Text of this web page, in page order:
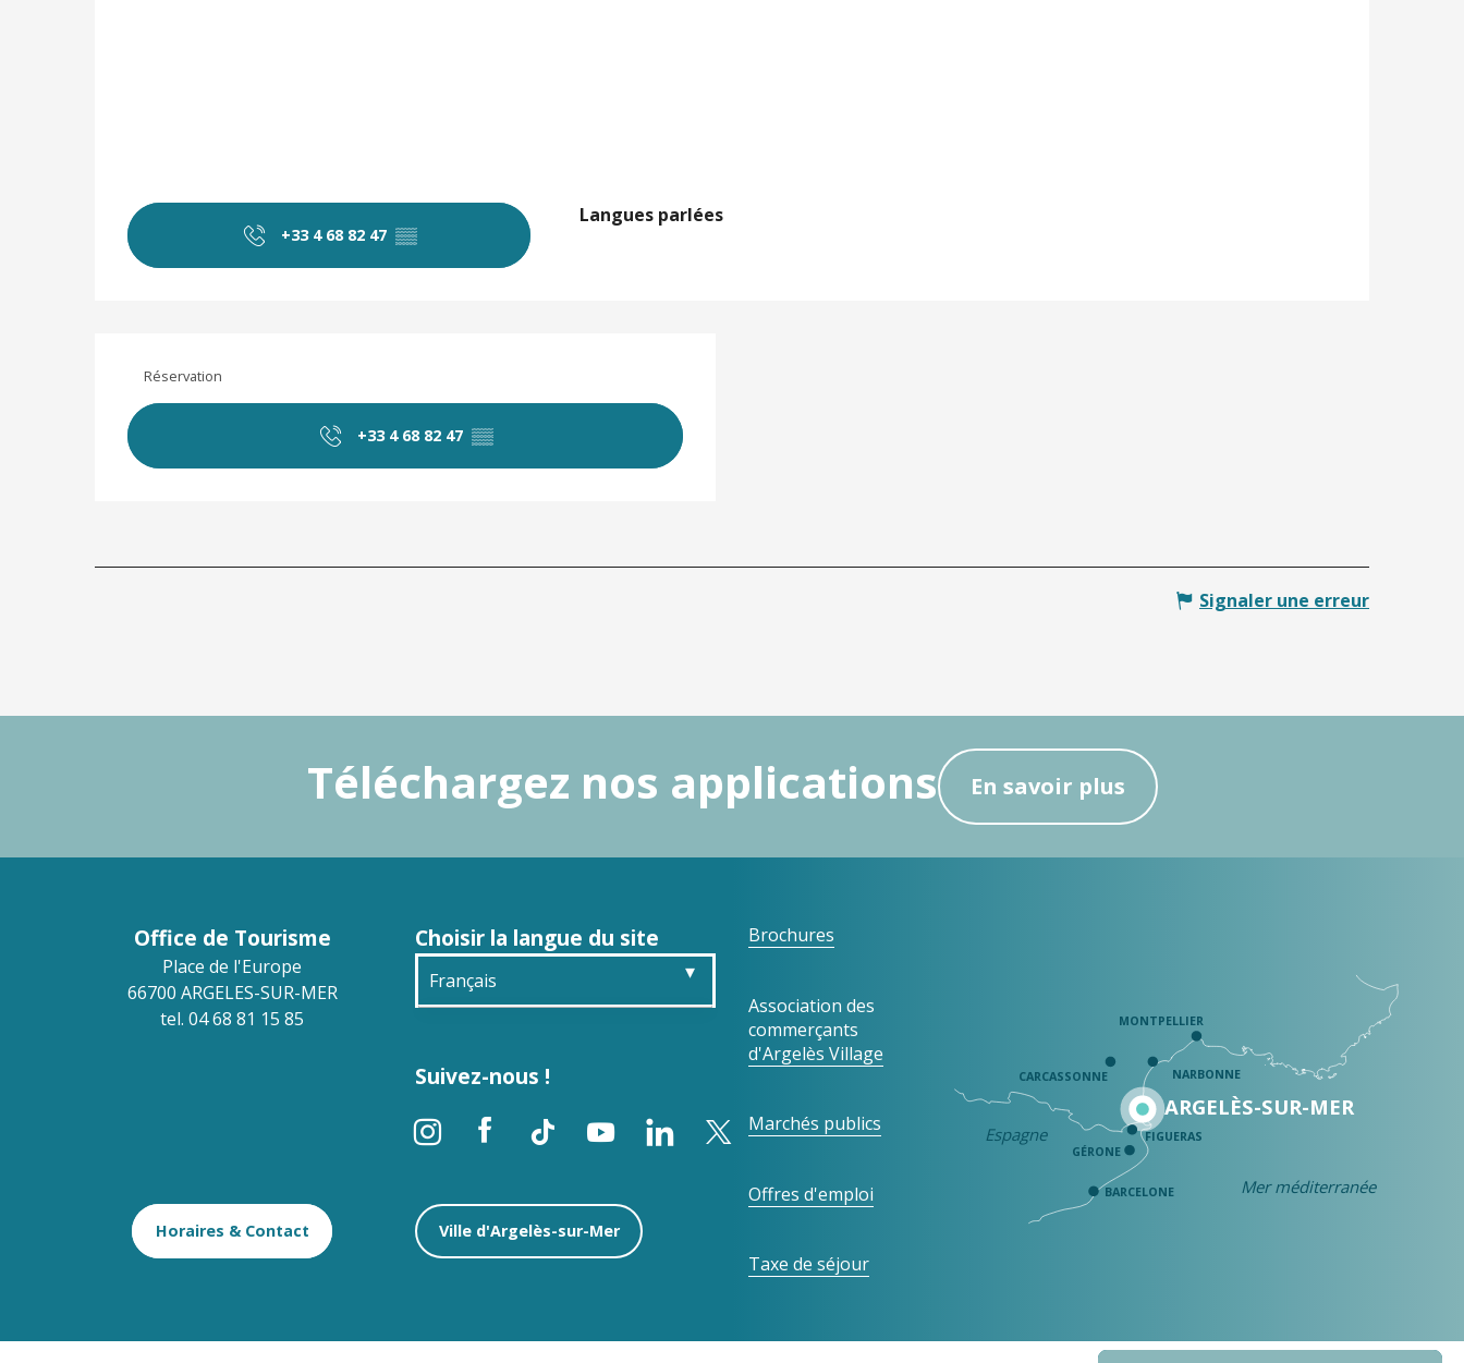
+33 4 68 82 47 ▒▒
Langues parlées
Langues parlées
Réservation
+33 4 68 82 47 ▒▒
Signaler une erreur
Téléchargez nos applications En savoir plus
Office de Tourisme
Place de l'Europe
66700 ARGELES-SUR-MER
tel. 04 68 81 15 85
Horaires & Contact
Choisir la langue du site
Français
Suivez-nous !
Ville d'Argelès-sur-Mer
Brochures
Association des
commerçants
d'Argelès Village
Marchés publics
Offres d'emploi
Taxe de séjour
ARGELÈS-SUR-MER
Espagne
Mer méditerranée
MONTPELLIER
NARBONNE
BARCELONE
FIGUERAS
GÉRONE
CARCASSONNE